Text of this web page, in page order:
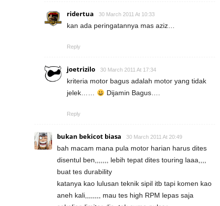
ridertua 30 March 2011 At 10:33
kan ada peringatannya mas aziz…
Reply
joetrizilo 30 March 2011 At 17:34
kriteria motor bagus adalah motor yang tidak
jelek……
Dijamin Bagus….
Reply
bukan bekicot biasa 30 March 2011 At 20:49
bah macam mana pula motor harian harus dites
disentul ben,,,,,,, lebih tepat dites touring laaa,,,,
buat tes durability
katanya kao lulusan teknik sipil itb tapi komen kao
aneh kali,,,,,,,, mau tes high RPM lepas saja